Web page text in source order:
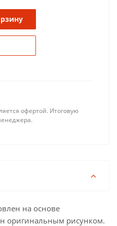
офертой. Итоговую
на основе
оригинальным рисунком.